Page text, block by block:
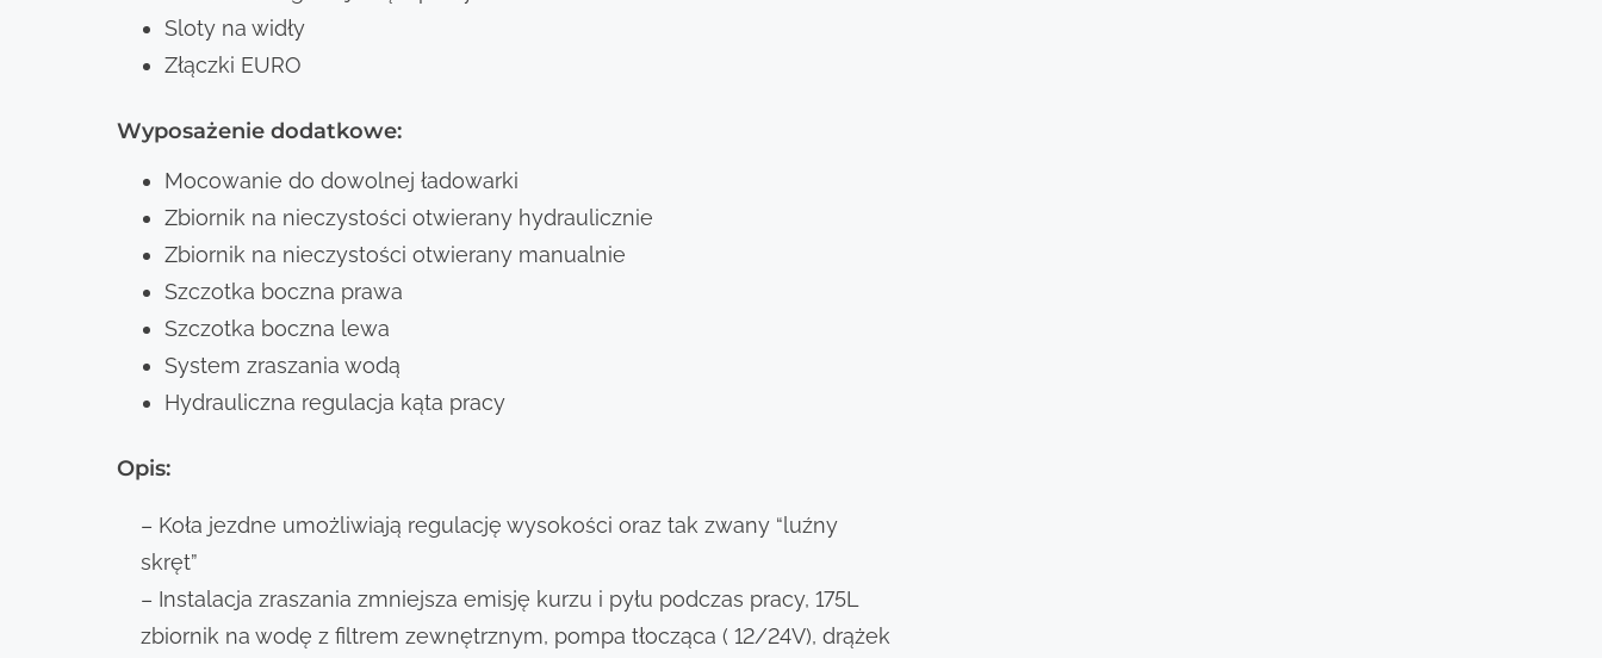
Sloty na widły
Złączki EURO
Wyposażenie dodatkowe:
Mocowanie do dowolnej ładowarki
Zbiornik na nieczystości otwierany hydraulicznie
Zbiornik na nieczystości otwierany manualnie
Szczotka boczna prawa
Szczotka boczna lewa
System zraszania wodą
Hydrauliczna regulacja kąta pracy
Opis:
– Koła jezdne umożliwiają regulację wysokości oraz tak zwany “luźny
skręt”
– Instalacja zraszania zmniejsza emisję kurzu i pyłu podczas pracy, 175L
zbiornik na wodę z filtrem zewnętrznym, pompa tłocząca ( 12/24V), drążek